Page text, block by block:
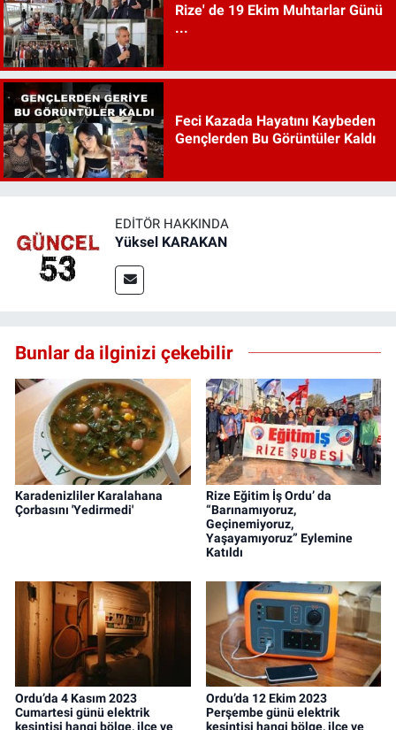
Rize' de 19 Ekim Muhtarlar Günü
...
Feci Kazada Hayatını Kaybeden
Gençlerden Bu Görüntüler Kaldı
EDITÖR HAKKINDA
Yüksel KARAKAN
Bunlar da ilginizi çekebilir
Karadenizliler Karalahana
Çorbasını 'Yedirmedi'
Rize Eğitim İş Ordu’ da
“Barınamıyoruz,
Geçinemiyoruz,
Yaşayamıyoruz” Eylemine
Katıldı
Ordu’da 4 Kasım 2023
Cumartesi günü elektrik
kesintisi hangi bölge, ilçe ve
Ordu’da 12 Ekim 2023
Perşembe günü elektrik
kesintisi hangi bölge, ilçe ve